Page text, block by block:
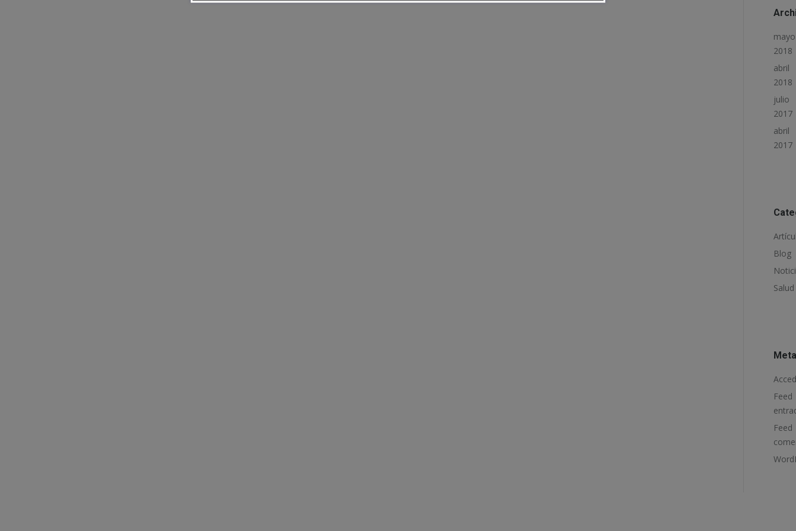
mayo
2018
abril
2018
julio
2017
abril
2017
Blog
Salud
Meta